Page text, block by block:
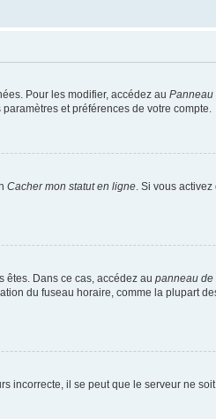
Pour les modifier, accédez au Panneau
et préférences de votre compte.
Cacher mon statut en ligne. Si vous
êtes. Dans ce cas, accédez au panneau de
du fuseau horaire, comme la plupart
incorrecte, il se peut que le serveur ne